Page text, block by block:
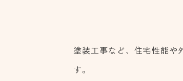
塗装工事など、住宅性能や
す。